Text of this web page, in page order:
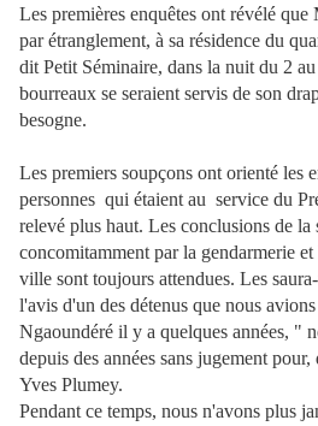
Les premières enquêtes ont révélé
par étranglement, à sa résidence du
dit Petit Séminaire, dans la nuit du 2
bourreaux se seraient servis de son
besogne.
Les premiers soupçons ont orienté les
personnes qui étaient au service du
relevé plus haut. Les conclusions de la
concomitamment par la gendarmerie
ville sont toujours attendues. Les
l'avis d'un des détenus que nous
Ngaoundéré il y a quelques années, "
depuis des années sans jugement
Yves Plumey.
Pendant ce temps, nous n'avons plus